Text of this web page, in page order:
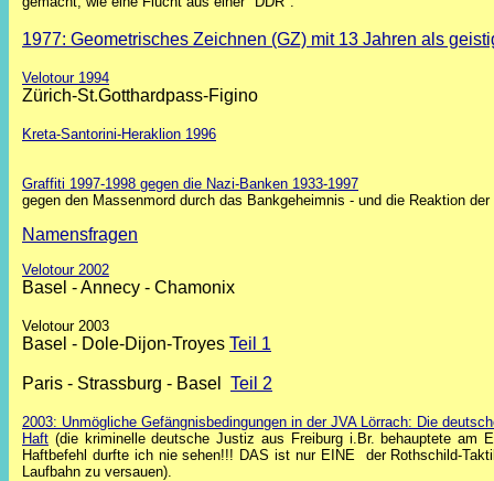
1977: Geometrisches Zeichnen (GZ) mit 13 Jahren als
Velotour 1994
Zürich-St.Gotthardpass-Figino
Kreta-Santorini-Heraklion 1996
Graffiti 1997-1998 gegen die Nazi-Banken 1933-1997
gegen den Massenmord durch das Bankgeheimnis - und die Reaktion
Namensfragen
Velotour 2002
Basel - Annecy - Chamonix
Velotour 2003
Basel - Dole-Dijon-Troyes Teil 1
Paris - Strassburg - Basel Teil 2
2003: Unmögliche Gefängnisbedingungen in der JVA Lörrach: Die
Haft (die kriminelle deutsche Justiz aus Freiburg i.Br. behauptete am
Haftbefehl durfte ich nie sehen!!! DAS ist nur EINE der Rothschild-
Laufbahn zu versauen).